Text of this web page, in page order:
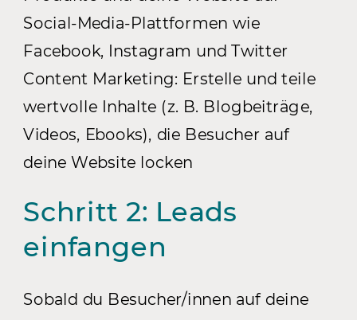
Social-Media-Plattformen wie
Facebook, Instagram und Twitter
Content Marketing: Erstelle und teile
wertvolle Inhalte (z. B. Blogbeiträge,
Videos, Ebooks), die Besucher auf
deine Website locken
Schritt 2: Leads
einfangen
Sobald du Besucher/innen auf deine